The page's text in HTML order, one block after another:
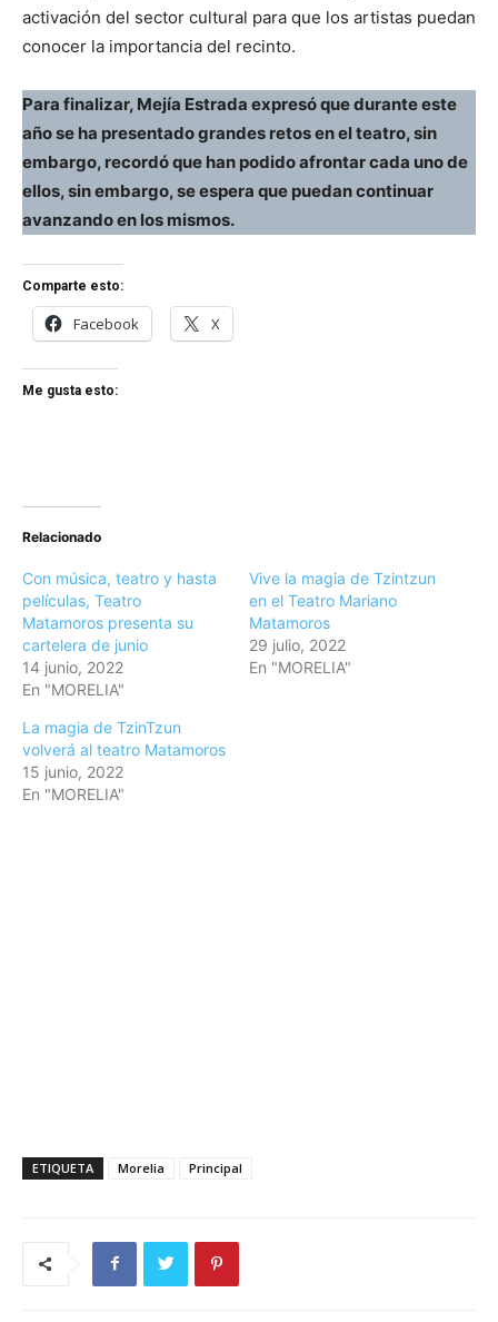
activación del sector cultural para que los artistas puedan
conocer la importancia del recinto.
Para finalizar, Mejía Estrada expresó que durante este
año se ha presentado grandes retos en el teatro, sin
embargo, recordó que han podido afrontar cada uno de
ellos, sin embargo, se espera que puedan continuar
avanzando en los mismos.
Comparte esto:
Facebook X
Me gusta esto:
Relacionado
Con música, teatro y hasta
películas, Teatro
Matamoros presenta su
cartelera de junio
14 junio, 2022
En "MORELIA"
Vive la magia de Tzintzun
en el Teatro Mariano
Matamoros
29 julio, 2022
En "MORELIA"
La magia de TzinTzun
volverá al teatro Matamoros
15 junio, 2022
En "MORELIA"
ETIQUETA Morelia Principal